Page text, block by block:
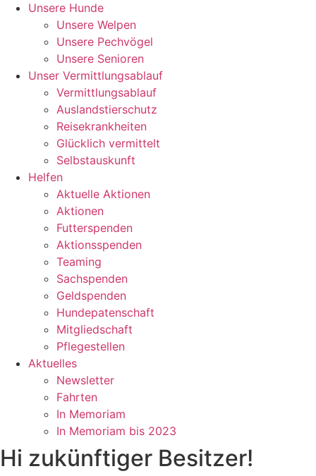
Unsere Hunde
Unsere Welpen
Unsere Pechvögel
Unsere Senioren
Unser Vermittlungsablauf
Vermittlungsablauf
Auslandstierschutz
Reisekrankheiten
Glücklich vermittelt
Selbstauskunft
Helfen
Aktuelle Aktionen
Aktionen
Futterspenden
Aktionsspenden
Teaming
Sachspenden
Geldspenden
Hundepatenschaft
Mitgliedschaft
Pflegestellen
Aktuelles
Newsletter
Fahrten
In Memoriam
In Memoriam bis 2023
Hi zukünftiger Besitzer!